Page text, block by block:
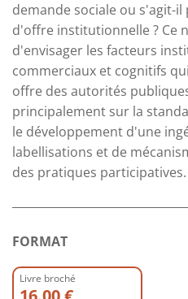
demande sociale ou s'agit-
d'offre institutionnelle ? Ce
d'envisager les facteurs
commerciaux et cognitifs
offre des autorités
principalement sur la
le développement d'une
labellisations et de
des pratiques participatives.
FORMAT
Livre broché